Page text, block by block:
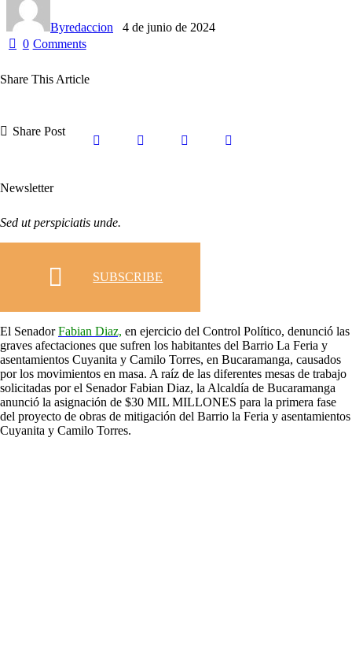
Byredaccion
4 de junio de 2024
0 Comments
Share This Article
Share Post
Newsletter
Sed ut perspiciatis unde.
SUBSCRIBE
El SenadorFabian Diaz, en ejercicio del Control Político, denunció las
graves afectaciones que sufren los habitantes del Barrio La Feria y
asentamientos Cuyanita y Camilo Torres, en Bucaramanga, causados
por los movimientos en masa. A raíz de las diferentes mesas de trabajo
solicitadas por el Senador Fabian Diaz, la Alcaldía de Bucaramanga
anunció la asignación de $30 MIL MILLONES para la primera fase
del proyecto de obras de mitigación del Barrio la Feria y asentamientos
Cuyanita y Camilo Torres.